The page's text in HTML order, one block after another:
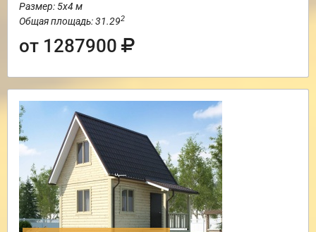
Размер: 5х4 м
Общая площадь: 31.292
от 1287900